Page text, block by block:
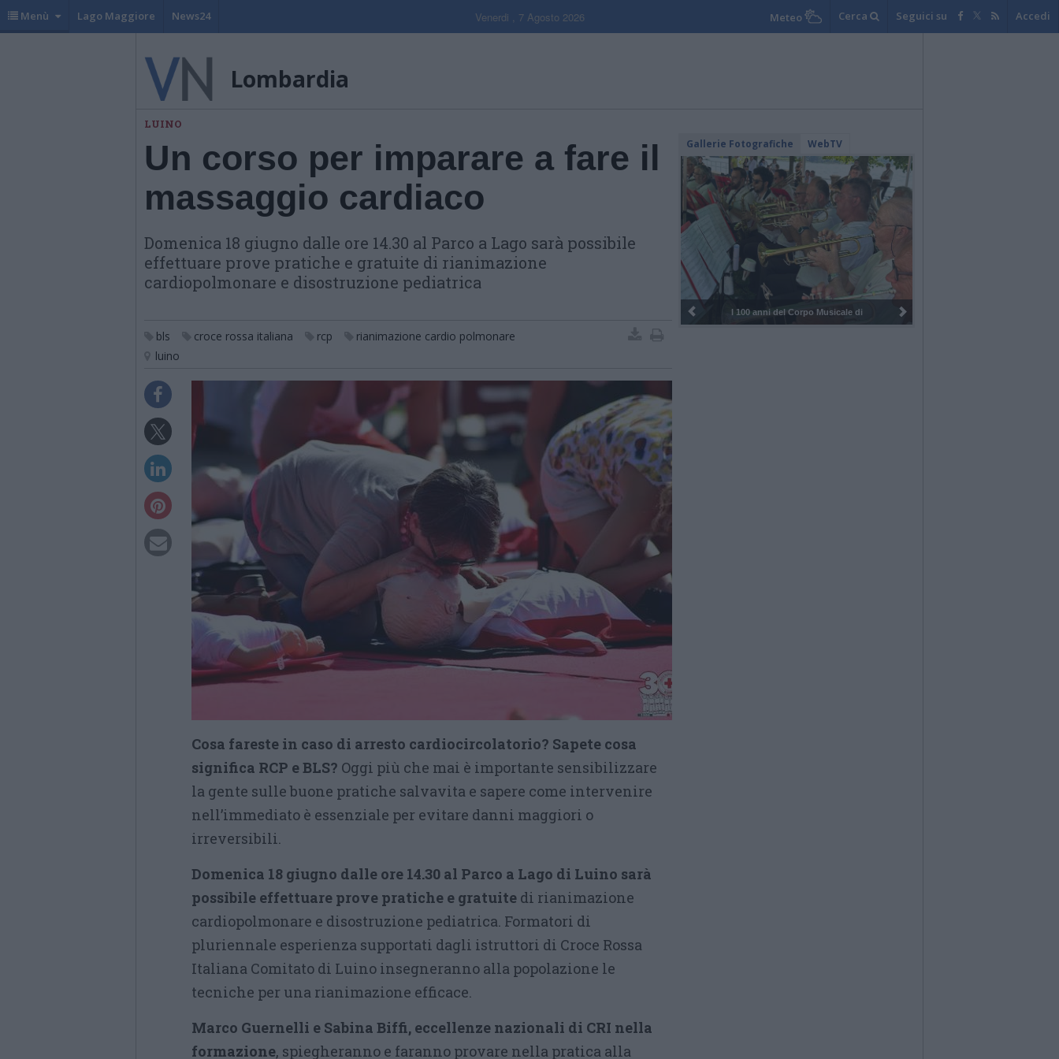
Menù Lago Maggiore News24 Venerdi , 7 Agosto 2026 Meteo Cerca Seguici su Accedi
Lombardia
LUINO
Un corso per imparare a fare il
massaggio cardiaco
Domenica 18 giugno dalle ore 14.30 al Parco a Lago sarà possibile
effettuare prove pratiche e gratuite di rianimazione
cardiopolmonare e disostruzione pediatrica
bls croce rossa italiana rcp
rianimazione cardio polmonare
luino
Cosa fareste in caso di arresto cardiocircolatorio? Sapete cosa
significa RCP e BLS? Oggi più che mai è importante sensibilizzare
la gente sulle buone pratiche salvavita e sapere come intervenire
nell’immediato è essenziale per evitare danni maggiori o
irreversibili.
Domenica 18 giugno dalle ore 14.30 al Parco a Lago di Luino sarà
possibile effettuare prove pratiche e gratuite di rianimazione
cardiopolmonare e disostruzione pediatrica. Formatori di
pluriennale esperienza supportati dagli istruttori di Croce Rossa
Italiana Comitato di Luino insegneranno alla popolazione le
tecniche per una rianimazione efficace.
Marco Guernelli e Sabina Biffi, eccellenze nazionali di CRI nella
formazione, spiegheranno e faranno provare nella pratica alla
Gallerie Fotografiche WebTV
I 100 anni del Corpo Musicale di